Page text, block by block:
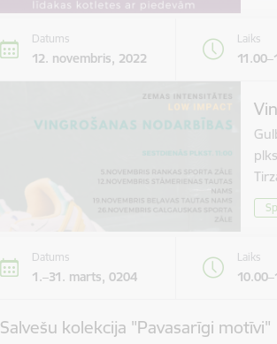
Datums
12. novembris, 2022
Laiks
Datums
1.–31. marts, 0204
Laiks
Salvešu kolekcija "Pavasarīgi motīvi"